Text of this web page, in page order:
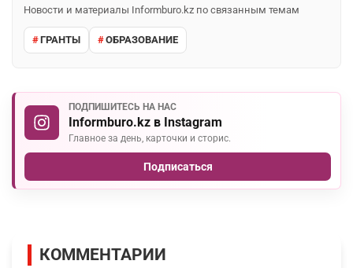
Новости и материалы Informburo.kz по связанным темам
ГРАНТЫ ОБРАЗОВАНИЕ
ПОДПИШИТЕСЬ НА НАС
Informburo.kz в Instagram
Главное за день, карточки и сторис.
Подписаться
КОММЕНТАРИИ